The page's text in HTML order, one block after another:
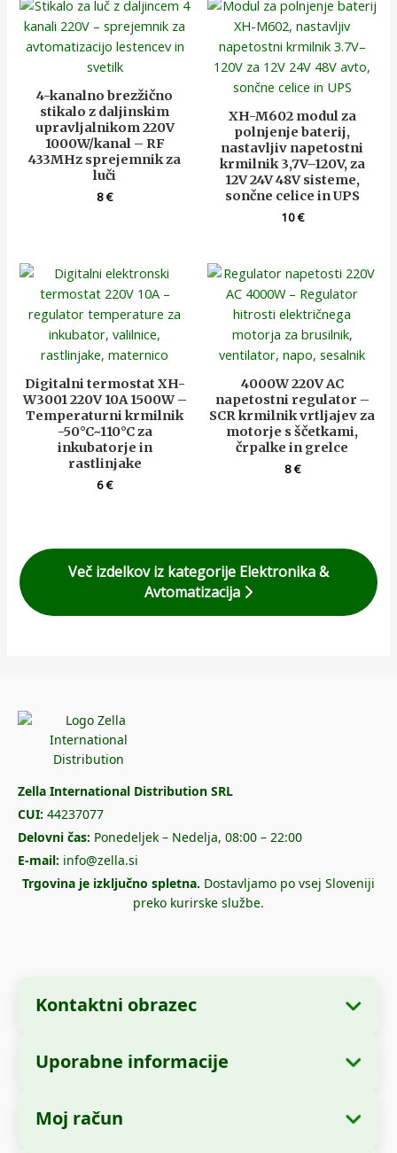
4-kanalno brezžično
stikalo z daljinskim
upravljalnikom 220V
1000W/kanal – RF
433MHz sprejemnik za
luči
8€
XH-M602 modul za
polnjenje baterij,
nastavljiv napetostni
krmilnik 3,7V–120V, za
12V 24V 48V sisteme,
sončne celice in UPS
10€
Digitalni termostat XH-
W3001 220V 10A 1500W –
Temperaturni krmilnik
-50°C~110°C za
inkubatorje in
rastlinjake
6€
4000W 220V AC
napetostni regulator –
SCR krmilnik vrtljajev za
motorje s ščetkami,
črpalke in grelce
8€
Več izdelkov iz kategorije Elektronika &
Avtomatizacija
Zella International Distribution SRL
CUI: 44237077
Delovni čas: Ponedeljek – Nedelja, 08:00 – 22:00
E-mail: info@zella.si
Trgovina je izključno spletna. Dostavljamo po vsej Sloveniji
preko kurirske službe.
Kontaktni obrazec
Ime podjetja:
SRL
Uporabne informacije
Kako naročiti?
Moj račun